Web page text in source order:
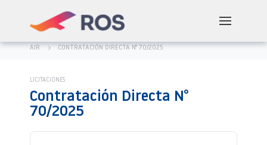
AIR CONTRATACIÓN DIRECTA N° 70/2025
LICITACIONES
Contratación Directa N°
70/2025